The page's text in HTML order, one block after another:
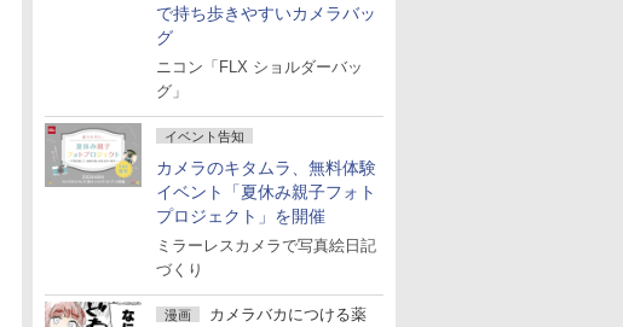
で持ち歩きやすいカメラバッ
グ
ニコン「FLX ショルダーバッ
グ」
イベント告知
カメラのキタムラ、無料体験
イベント「夏休み親子フォト
プロジェクト」を開催
ミラーレスカメラで写真絵日記
づくり
漫画
カメラバカにつける薬